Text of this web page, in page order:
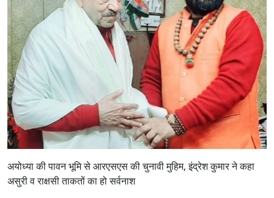
अयोध्या की पावन भूमि से आरएसएस की चुनावी मुहिम, इंद्रेश कुमार ने कहा
असुरी व राक्षसी ताकतों का हो सर्वनाश